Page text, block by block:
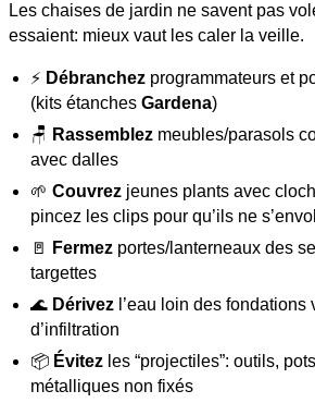
Les chaises de jardin ne savent pas
essaient: mieux vaut les caler la veille.
⚡ Débranchez programmateurs et
(kits étanches Gardena)
🪑 Rassemblez meubles/parasols
avec dalles
🌱 Couvrez jeunes plants avec
pincez les clips pour qu’ils ne
🚪
Fermez portes/lanterneaux des
targettes
🌊 Dérivez l’eau loin des
d’infiltration
📦 Évitez les “projectiles”: outils,
métalliques non fixés